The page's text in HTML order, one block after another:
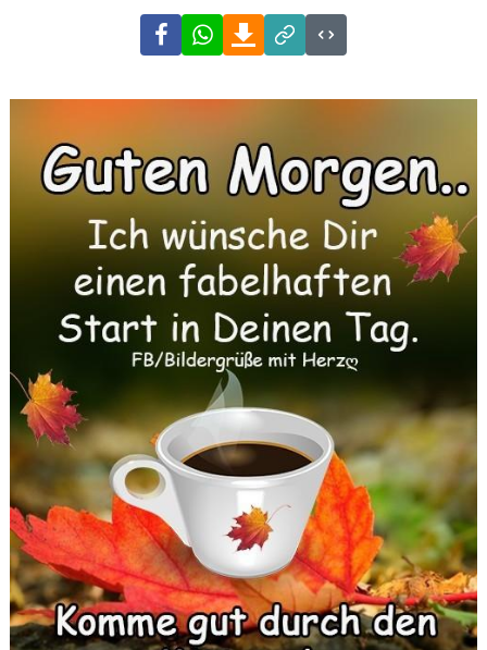
FacebookWhatsAppDownload
Link
Code